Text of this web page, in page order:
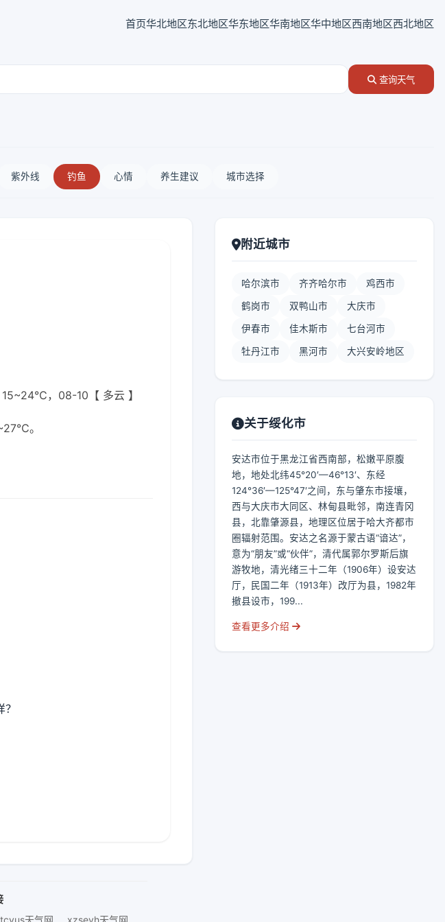
首页华北地区东北地区华东地区华南地区华中地区西南地区西北地区
查询天气
紫外线 钓鱼 心情 养生建议 城市选择
，08-10【 多云 】
。
附近城市
哈尔滨市 齐齐哈尔市 鸡西市
鹤岗市 双鸭山市 大庆市
伊春市 佳木斯市 七台河市
牡丹江市 黑河市 大兴安岭地区
关于绥化市
安达市位于黑龙江省西南部，松嫩平原腹
地，地处北纬45°20′—46°13′、东经
124°36′—125°47′之间，东与肇东市接壤，
西与大庆市大同区、林甸县毗邻，南连青冈
县，北靠肇源县，地理区位居于哈大齐都市
圈辐射范围。安达之名源于蒙古语“谙达”，
意为“朋友”或“伙伴”，清代属郭尔罗斯后旗
游牧地，清光绪三十二年（1906年）设安达
厅，民国二年（1913年）改厅为县，1982年
撤县设市，199...
查看更多介绍
天气网 xzseyh天气网